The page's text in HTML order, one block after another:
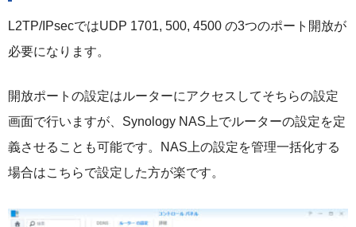
L2TP/IPsecではUDP 1701, 500, 4500 の3つのポート開放が
必要になります。
開放ポートの設定はルーターにアクセスしてそちらの設定
画面で行いますが、Synology NAS上でルーターの設定を定
義させることも可能です。NAS上の設定を管理一括化する
場合はこちらで設定した方が楽です。